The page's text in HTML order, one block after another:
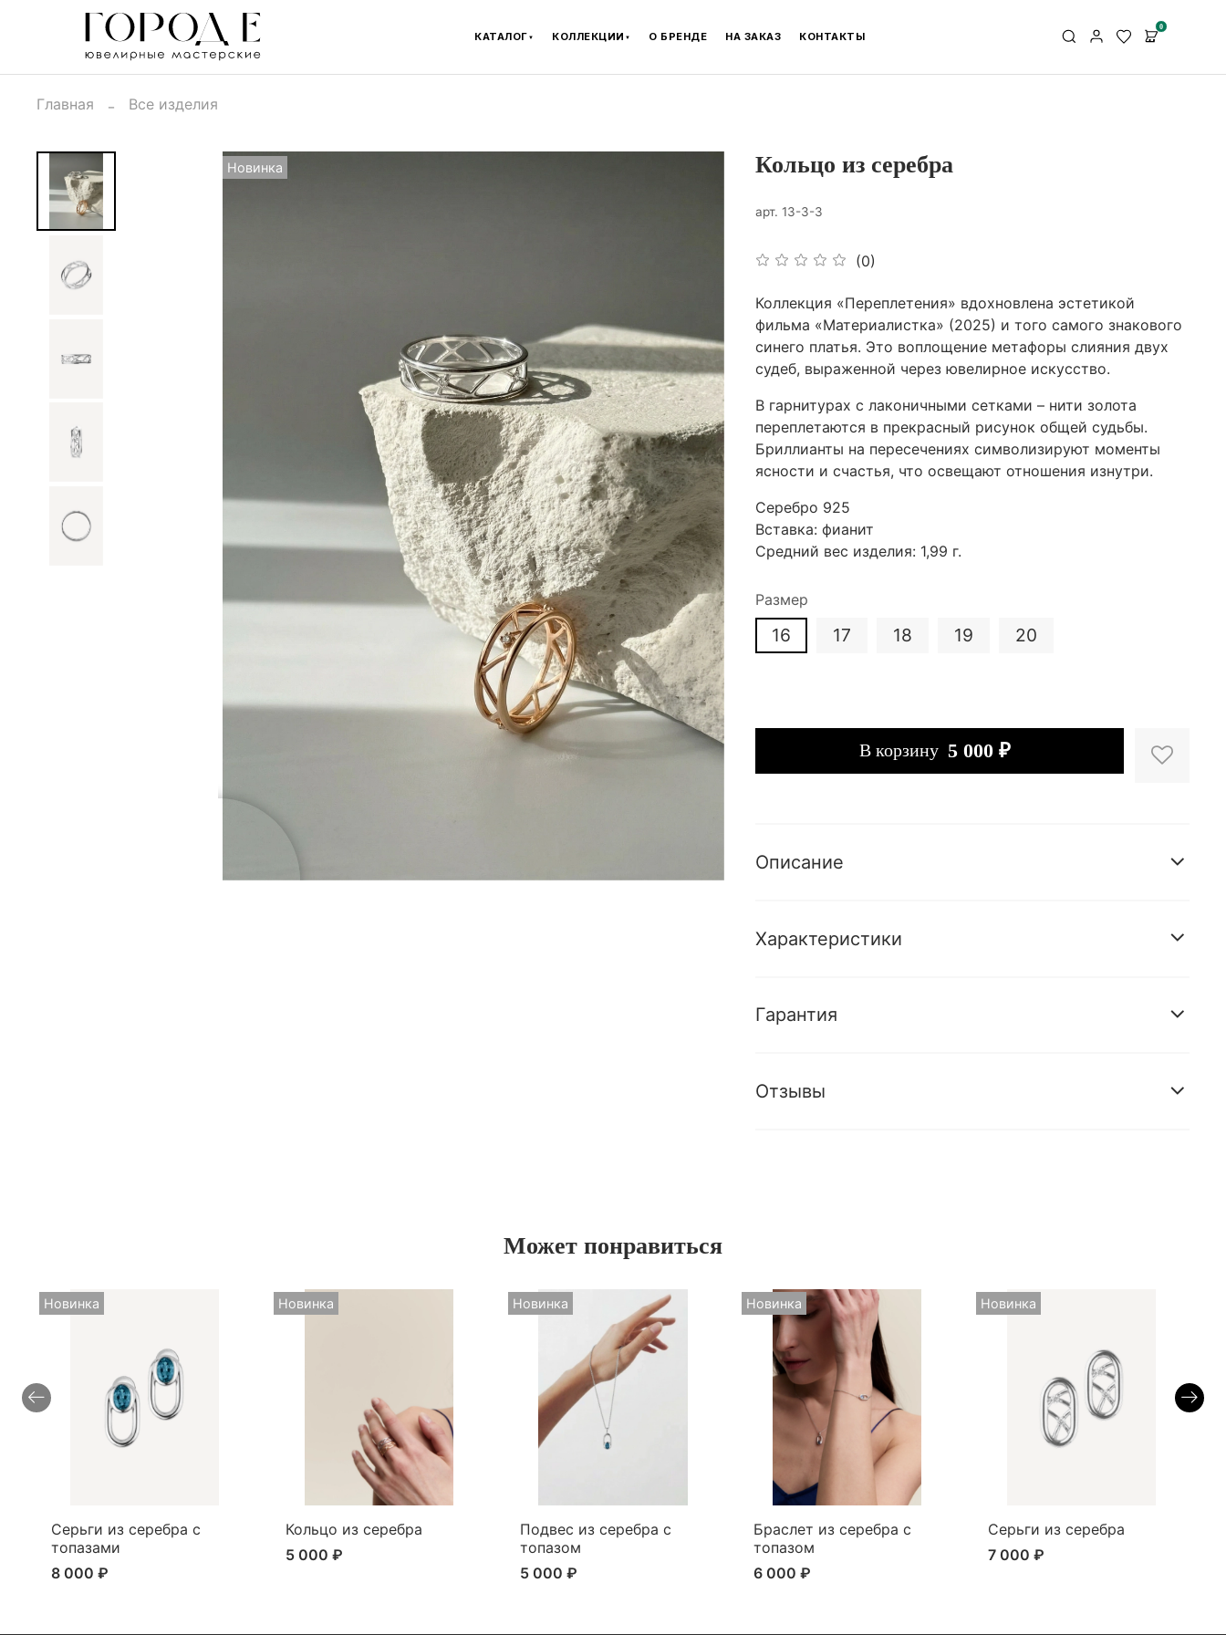
КАТАЛОГ ▼ КОЛЛЕКЦИИ ▼ О БРЕНДЕ НА ЗАКАЗ КОНТАКТЫ
0
Главная Все изделия
Новинка Кольцо из серебра
арт.13-3-3
(0)
Коллекция «Переплетения» вдохновлена эстетикой
фильма «Материалистка» (2025) и того самого знакового
синего платья. Это воплощение метафоры слияния двух
судеб, выраженной через ювелирное искусство.
В гарнитурах с лаконичными сетками – нити золота
переплетаются в прекрасный рисунок общей судьбы.
Бриллианты на пересечениях символизируют моменты
ясности и счастья, что освещают отношения изнутри.
Серебро 925
Вставка: фианит
Средний вес изделия: 1,99 г.
Размер
16 17 18 19 20
В корзину 5 000 ₽
Описание
Характеристики
Гарантия
Отзывы
Может понравиться
Новинка
Серьги из серебра с
топазами
8 000 ₽
Новинка
Кольцо из серебра
5 000 ₽
Новинка
Подвес из серебра с
топазом
5 000 ₽
Новинка
Браслет из серебра с
топазом
6 000 ₽
Новинка
Серьги из серебра
7 000 ₽